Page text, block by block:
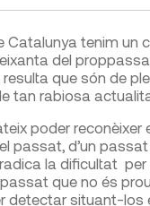
Catalunya tenim un
del
que són de
tan rabiosa
poder reconèixer
passat, d’un
la dificultat
que no és
detectar situant-los